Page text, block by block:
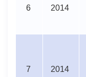
6 2014
7 2014